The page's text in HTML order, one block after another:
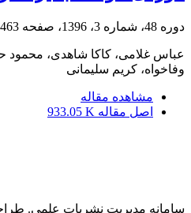
دوره 48، شماره 3، 1396، صفحه 463-476
عباس غلامی، کاکا شاهدی، محمود
وفاخواه، کریم سلیمانی
مشاهده مقاله
اصل مقاله 933.05 K
سامانه مدیریت نشریات علمی.